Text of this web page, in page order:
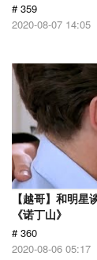
# 359
2020-08-07 14:05
【越哥】和明
《诺丁山》
# 360
2020-08-06 05:17